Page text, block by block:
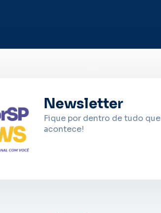
Newsletter
Fique por dentro de tudo que
acontece!